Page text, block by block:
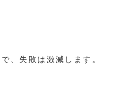
、失敗は激減します。